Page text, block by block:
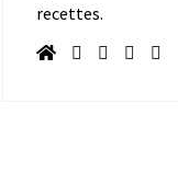
recettes.